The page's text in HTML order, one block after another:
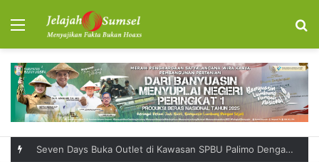
Menu
Seven Days Buka Outlet di Kawasan SPBU Palimo Dengan Konsep One Stop Hangout Destination